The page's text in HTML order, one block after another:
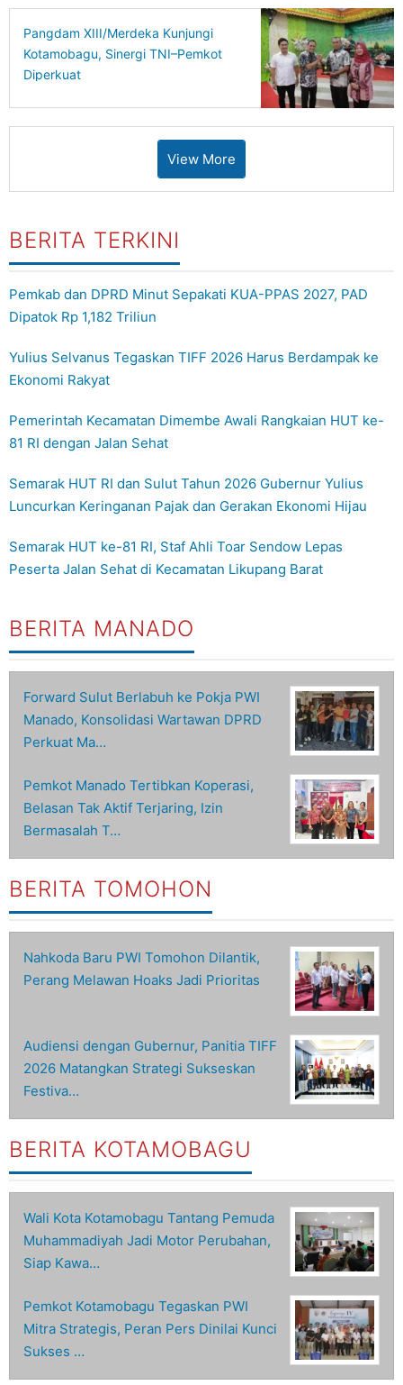
Pangdam XIII/Merdeka Kunjungi
Kotamobagu, Sinergi TNI–Pemkot
Diperkuat
View More
BERITA TERKINI
Pemkab dan DPRD Minut Sepakati KUA-PPAS 2027, PAD
Dipatok Rp 1,182 Triliun
Yulius Selvanus Tegaskan TIFF 2026 Harus Berdampak ke
Ekonomi Rakyat
Pemerintah Kecamatan Dimembe Awali Rangkaian HUT ke-
81 RI dengan Jalan Sehat
Semarak HUT RI dan Sulut Tahun 2026 Gubernur Yulius
Luncurkan Keringanan Pajak dan Gerakan Ekonomi Hijau
Semarak HUT ke-81 RI, Staf Ahli Toar Sendow Lepas
Peserta Jalan Sehat di Kecamatan Likupang Barat
BERITA MANADO
Forward Sulut Berlabuh ke Pokja PWI
Manado, Konsolidasi Wartawan DPRD
Perkuat Ma…
Pemkot Manado Tertibkan Koperasi,
Belasan Tak Aktif Terjaring, Izin
Bermasalah T…
BERITA TOMOHON
Nahkoda Baru PWI Tomohon Dilantik,
Perang Melawan Hoaks Jadi Prioritas
Audiensi dengan Gubernur, Panitia TIFF
2026 Matangkan Strategi Sukseskan
Festiva…
BERITA KOTAMOBAGU
Wali Kota Kotamobagu Tantang Pemuda
Muhammadiyah Jadi Motor Perubahan,
Siap Kawa…
Pemkot Kotamobagu Tegaskan PWI
Mitra Strategis, Peran Pers Dinilai Kunci
Sukses …